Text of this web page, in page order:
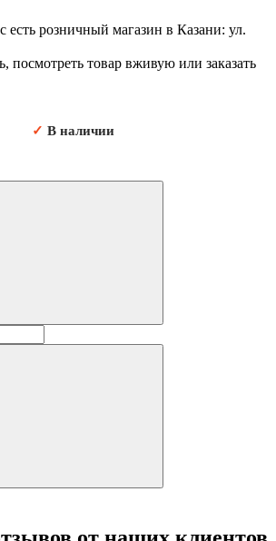
есть розничный магазин в Казани: ул.
посмотреть товар вживую или заказать
✓ В наличии